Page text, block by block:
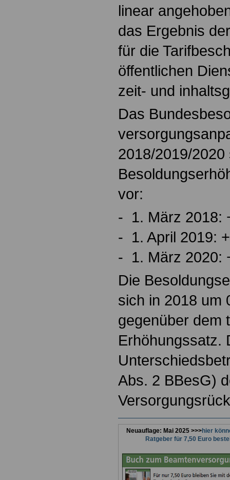
linear
das Ergebnis
für die
öffentlichen
zeit- und
Das
2018/2019/2020
vor:
- 1. März 2018:
- 1. April 2019:
- 1. März 2020:
Die
sich in 2018 um
gegenüber dem
Erhöhungssatz.
Abs. 2 BBesG)
Neuauflage: Mai 2025 >>>hier
Ratgeber für 7,50 Euro